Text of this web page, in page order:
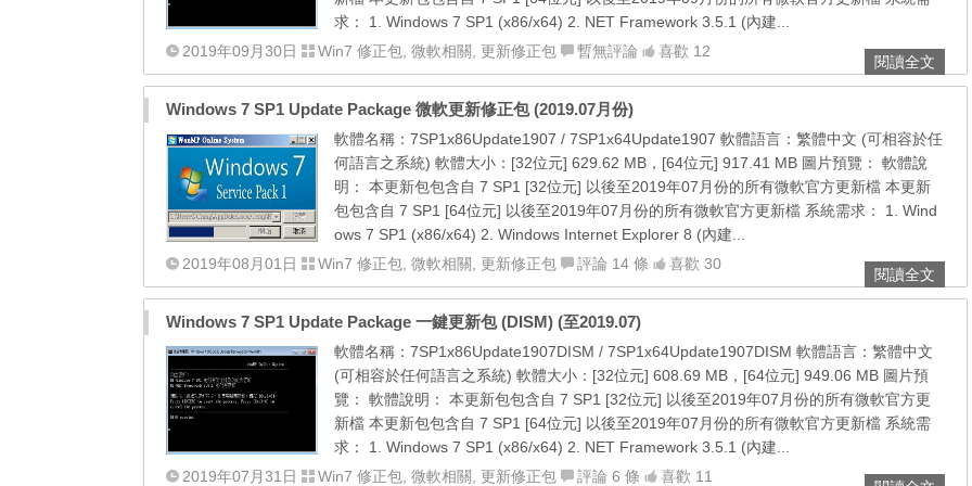
求： 1. Windows 7 SP1 (x86/x64) 2. NET Framework 3.5.1 (內建...
2019年09月30日
Win7 修正包 微軟相關 更新修正包 暫無評論 喜歡 12
閱讀全文
Windows 7 SP1 Update Package 微軟更新修正包 (2019.07月份)
軟體名稱：7SP1x86Update1907 / 7SP1x64Update1907 軟體語言：繁體中文 (可相容於任
何語言之系統) 軟體大小：[32位元] 629.62 MB，[64位元] 917.41 MB 圖片預覽： 軟體說
明： 本更新包包含自 7 SP1 [32位元] 以後至2019年07月份的所有微軟官方更新檔 本更新
包包含自 7 SP1 [64位元] 以後至2019年07月份的所有微軟官方更新檔 系統需求： 1. Wind
ows 7 SP1 (x86/x64) 2. Windows Internet Explorer 8 (內建...
2019年08月01日
Win7 修正包 微軟相關 更新修正包 評論 14 條 喜歡 30
閱讀全文
Windows 7 SP1 Update Package 一鍵更新包 (DISM) (至2019.07)
軟體名稱：7SP1x86Update1907DISM / 7SP1x64Update1907DISM 軟體語言：繁體中文
(可相容於任何語言之系統) 軟體大小：[32位元] 608.69 MB，[64位元] 949.06 MB 圖片預
覽： 軟體說明： 本更新包包含自 7 SP1 [32位元] 以後至2019年07月份的所有微軟官方更
新檔 本更新包包含自 7 SP1 [64位元] 以後至2019年07月份的所有微軟官方更新檔 系統需
求： 1. Windows 7 SP1 (x86/x64) 2. NET Framework 3.5.1 (內建...
2019年07月31日
Win7 修正包 微軟相關 更新修正包 評論 6 條 喜歡 11